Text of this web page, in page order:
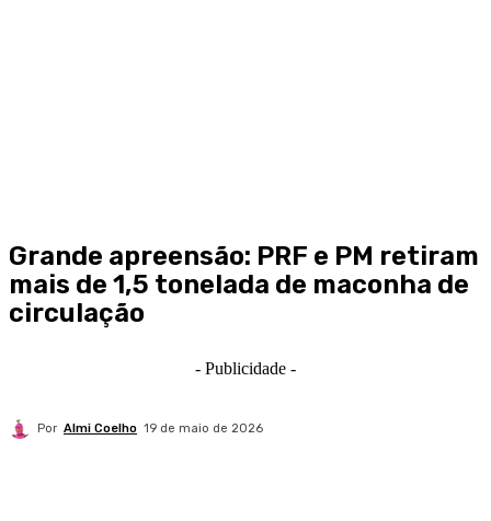
Grande apreensão: PRF e PM retiram
mais de 1,5 tonelada de maconha de
circulação
- Publicidade -
Por Almi Coelho 19 de maio de 2026